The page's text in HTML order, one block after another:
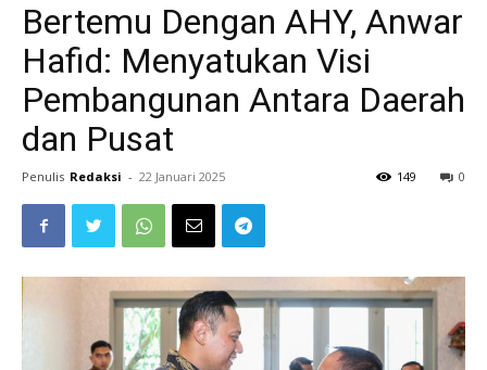
Bertemu Dengan AHY, Anwar
Hafid: Menyatukan Visi
Pembangunan Antara Daerah
dan Pusat
Penulis Redaksi - 22 Januari 2025 0
149